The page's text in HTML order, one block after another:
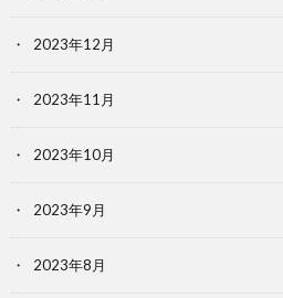
2023年12月
2023年11月
2023年10月
2023年9月
2023年8月